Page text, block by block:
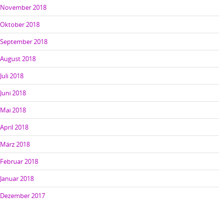
November 2018
Oktober 2018
September 2018
August 2018
Juli 2018
Juni 2018
Mai 2018
April 2018
März 2018
Februar 2018
Januar 2018
Dezember 2017